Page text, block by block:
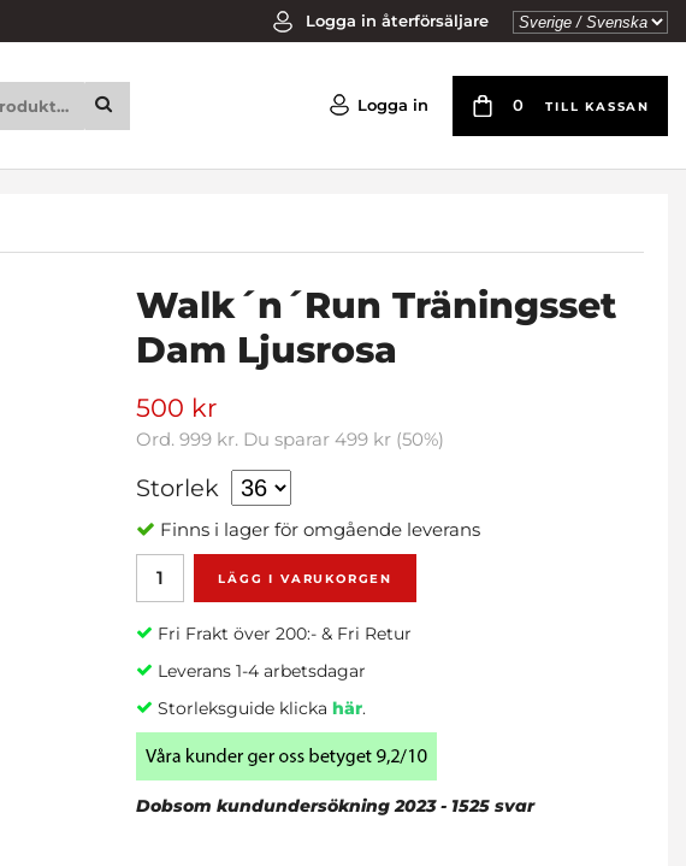
Logga in återförsäljare
Logga in 0 TILL KASSAN
Walk´n´Run Träningsset
Dam Ljusrosa
500 kr
Ord.999 kr. Du sparar499 kr (50%)
Storlek
Finns i lager för omgående leverans
LÄGG I VARUKORGEN
Fri Frakt över 200:- & Fri Retur
Leverans 1-4 arbetsdagar
Storleksguide klickahär.
Dobsom kundundersökning 2023 - 1525 svar